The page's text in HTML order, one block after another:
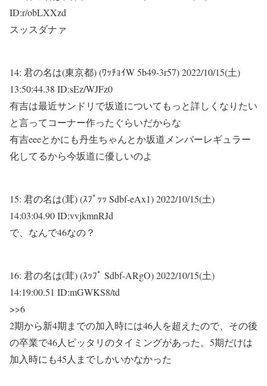
ID:r/obLXXzd
スッスダナァ
14: 君の名は(東京都) (ﾜｯﾁｮｲW 5b49-3r57)2022/10/15(土)
13:50:44.38 ID:sEz/WJFz0
有吉は最近サンドリで坂道についてもっと詳しくなりたい
と言ってコーナー作ったぐらいだからな
有吉eeeとかにも丹生ちゃんとか坂道メンバーレギュラー
化してるから今坂道に優しいのよ
15: 君の名は(茸) (ｽﾌﾟｯｯ Sdbf-eAx1)2022/10/15(土)
14:03:04.90 ID:vvjkmnRJd
で、なんで46なの？
16: 君の名は(茸) (ｽｯﾌﾟ Sdbf-ARgO)2022/10/15(土)
14:19:00.51 ID:mGWKS8/td
>>6
2期から新4期までの加入時には46人を超えたので、その後
の卒業で46人ピッタリのタイミングがあった。5期だけは
加入時にも45人までしかいかなかった